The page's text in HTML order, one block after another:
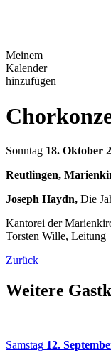
Meinem
Kalender
hinzufügen
Sonntag 18. Oktober
Reutlingen,
Joseph Haydn, Die
Kantorei der
Torsten Wille, Leitung
Zurück
Weitere
Samstag 12.